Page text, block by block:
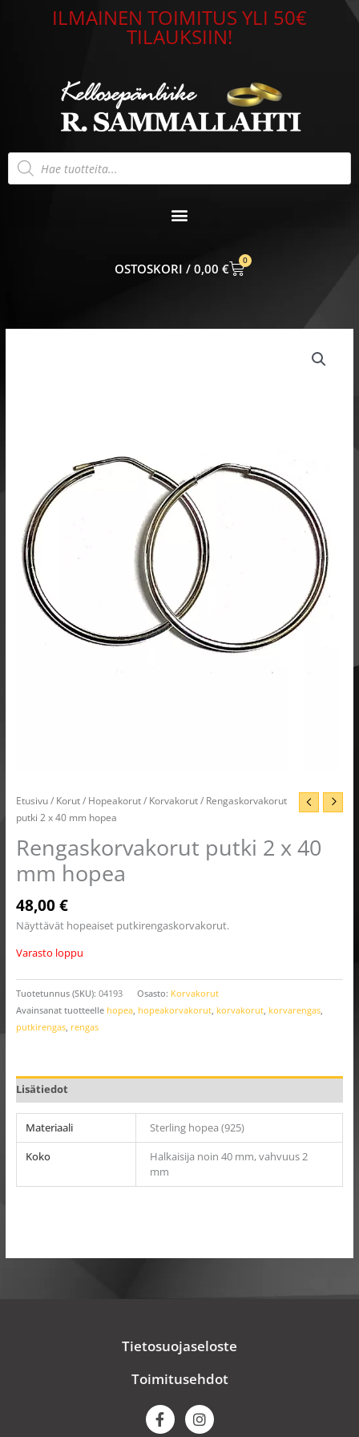
ILMAINEN TOIMITUS YLI 50€
TILAUKSIIN!
Products
search
0,00 €
0
CART
Etusivu/ Korut/ Hopeakorut/ Korvakorut/ Rengaskorvakorut
putki 2 x 40 mm hopea
Rengaskorvakorut putki 2 x 40
mm hopea
48,00€
Näyttävät hopeaiset putkirengaskorvakorut.
Varasto loppu
Tuotetunnus (SKU): 04193 Osasto: Korvakorut
Avainsanat tuotteelle hopea, hopeakorvakorut, korvakorut, korvarengas,
putkirengas, rengas
Lisätiedot
Materiaali
Sterling hopea (925)
Koko
Halkaisija noin 40 mm, vahvuus 2
mm
Tietosuojaseloste
Toimitusehdot
F
a
I
n